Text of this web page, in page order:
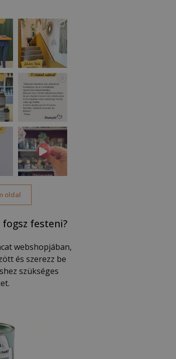
oldal
festeni?
webshopjában,
és szerezz be
szükséges